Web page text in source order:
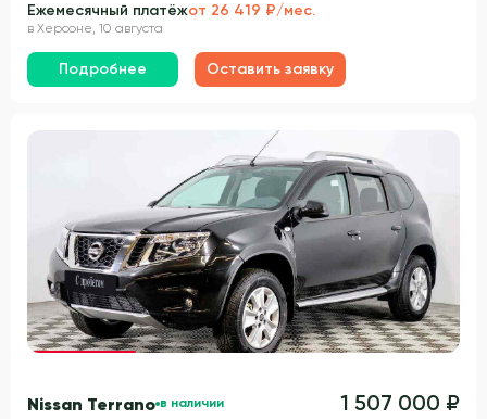
Ежемесячный платёжот 26 419 ₽/мес.
в Херсоне, 10 августа
Подробнее Оставить заявку
Гарантия 3 года
Nissan Terrano в наличии 1 507 000 ₽